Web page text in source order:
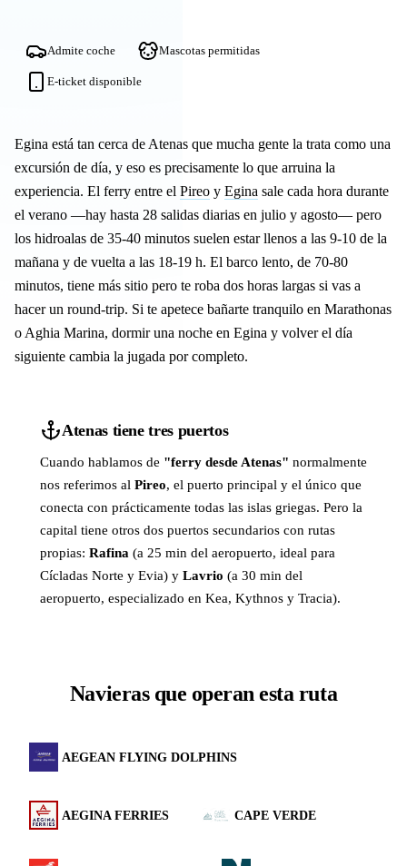
Admite coche Mascotas permitidas
E-ticket disponible
Egina está tan cerca de Atenas que mucha gente la trata como una
excursión de día, y eso es precisamente lo que arruina la
experiencia. El ferry entre el Pireo y Egina sale cada hora durante
el verano —hay hasta 28 salidas diarias en julio y agosto— pero
los hidroalas de 35-40 minutos suelen estar llenos a las 9-10 de la
mañana y de vuelta a las 18-19 h. El barco lento, de 70-80
minutos, tiene más sitio pero te roba dos horas largas si vas a
hacer un round-trip. Si te apetece bañarte tranquilo en Marathonas
o Aghia Marina, dormir una noche en Egina y volver el día
siguiente cambia la jugada por completo.
Atenas tiene tres puertos
Cuando hablamos de "ferry desde Atenas" normalmente
nos referimos al Pireo, el puerto principal y el único que
conecta con prácticamente todas las islas griegas. Pero la
capital tiene otros dos puertos secundarios con rutas
propias: Rafina (a 25 min del aeropuerto, ideal para
Cícladas Norte y Evia) y Lavrio (a 30 min del
aeropuerto, especializado en Kea, Kythnos y Tracia).
Navieras que operan esta ruta
AEGEAN FLYING DOLPHINS
AEGINA FERRIES CAPE VERDE